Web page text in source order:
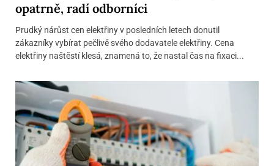
opatrně, radí odborníci
Prudký nárůst cen elektřiny v posledních letech donutil
zákazníky vybírat pečlivě svého dodavatele elektřiny. Cena
elektřiny naštěstí klesá, znamená to, že nastal čas na fixaci...